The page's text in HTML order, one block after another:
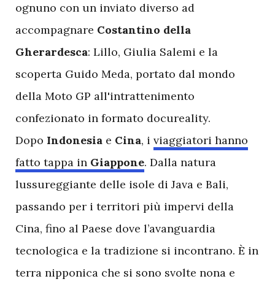
ognuno con un inviato diverso ad
accompagnare Costantino della
Gherardesca: Lillo, Giulia Salemi e la
scoperta Guido Meda, portato dal mondo
della Moto GP all'intrattenimento
confezionato in formato docureality.
Dopo Indonesia e Cina, i viaggiatori hanno
fatto tappa in Giappone. Dalla natura
lussureggiante delle isole di Java e Bali,
passando per i territori più impervi della
Cina, fino al Paese dove l’avanguardia
tecnologica e la tradizione si incontrano. È in
terra nipponica che si sono svolte nona e